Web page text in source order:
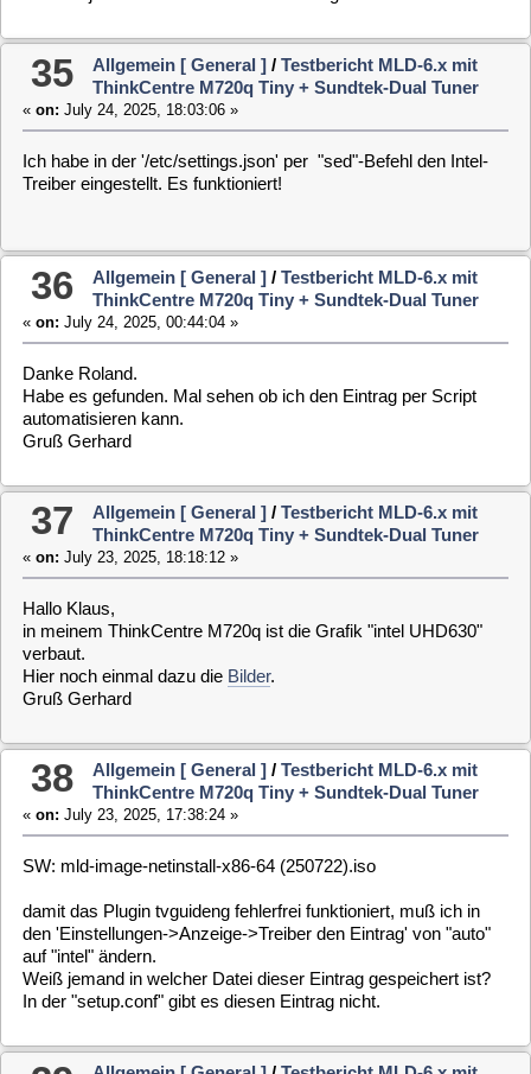
37 Allgemein [ General ]/Testbericht MLD-6.x mit
ThinkCentre M720q Tiny + Sundtek-Dual Tuner
«on:July 23, 2025, 18:18:12 »
Hallo Klaus,
in meinem ThinkCentre M720q ist die Grafik "intel UHD630"
verbaut.
38 Allgemein [ General ]/Testbericht MLD-6.x mit
ThinkCentre M720q Tiny + Sundtek-Dual Tuner
«on:July 23, 2025, 17:38:24 »
SW: mld-image-netinstall-x86-64 (250722).iso
damit das Plugin tvguideng fehlerfrei funktioniert, muß ich in
den 'Einstellungen->Anzeige->Treiber den Eintrag' von "auto"
auf "intel" ändern.
39 Allgemein [ General ]/Testbericht MLD-6.x mit
ThinkCentre M720q Tiny + Sundtek-Dual Tuner
«on:July 10, 2025, 00:10:34 »
SW: mld-image-netinstall-x86-64 (250707).iso Download vom
9.7.25
Wie von Geisterhand wird das "WEB-Plugin" wieder ohne
Fehler installiert. (Gelesen im Chat).
40 Allgemein [ General ]/Testbericht MLD-6.x mit
ThinkCentre M720q Tiny + Sundtek-Dual Tuner
on:July 07, 2025, 23:37:00 »
SW: mld-image-netinstall-x86-64 (250707).iso
Ich bekomme bei der Installation für das "WEB-Plugin"
"Package 'vdr-plugin-web' has no installation candidate".
41 Allgemein [ General ] Testbericht MLD-6.x mit
ThinkCentre M720q Tiny + Sundtek-Dual Tuner
«on:July 02, 2025, 02:57:18 »
ist mir nicht aufgefallen, da ich keine WLAN-Verbindung
verwende.